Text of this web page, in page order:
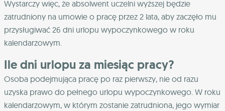
Wystarczy więc, że absolwent uczelni wyższej będzie
zatrudniony na umowie o pracę przez 2 lata, aby zaczęło mu
przysługiwać 26 dni urlopu wypoczynkowego w roku
kalendarzowym.
Ile dni urlopu za miesiąc pracy?
Osoba podejmująca pracę po raz pierwszy, nie od razu
uzyska prawo do pełnego urlopu wypoczynkowego. W roku
kalendarzowym, w którym zostanie zatrudniona, jego wymiar